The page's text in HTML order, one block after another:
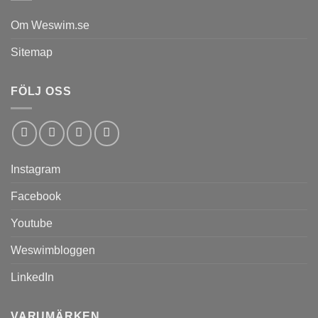
Om Weswim.se
Sitemap
FÖLJ OSS
Instagram
Facebook
Youtube
Weswimbloggen
LinkedIn